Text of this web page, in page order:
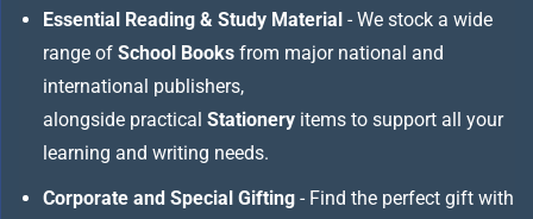
Essential Reading & Study Material - We stock a wide
range of School Books from major national and
international publishers,
alongside practical Stationery items to support all your
learning and writing needs.
Corporate and Special Gifting - Find the perfect gift with